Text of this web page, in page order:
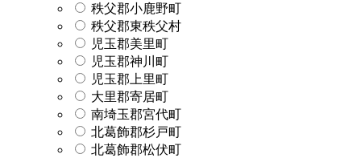
秩父郡小鹿野町
秩父郡東秩父村
児玉郡美里町
児玉郡神川町
児玉郡上里町
大里郡寄居町
南埼玉郡宮代町
北葛飾郡杉戸町
北葛飾郡松伏町